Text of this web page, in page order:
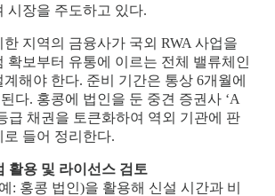
시장을 주도하고 있다.
지역의 금융사가 국외 RWA 사업을
확보부터 유통에 이르는 전체 밸류체인
해야 한다. 준비 기간은 통상 6개월에
다. 홍콩에 법인을 둔 중견 증권사 ‘A
급 채권을 토큰화하여 역외 기관에 판
들어 정리한다.
활용 및 라이선스 검토
: 홍콩 법인)을 활용해 신설 시간과 비